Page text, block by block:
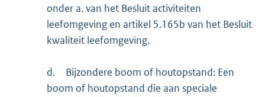
onder a. van het Besluit activiteiten
leefomgeving en artikel 5.165b van het Besluit
kwaliteit leefomgeving.
d.
Bijzondere boom of houtopstand: Een
boom of houtopstand die aan speciale